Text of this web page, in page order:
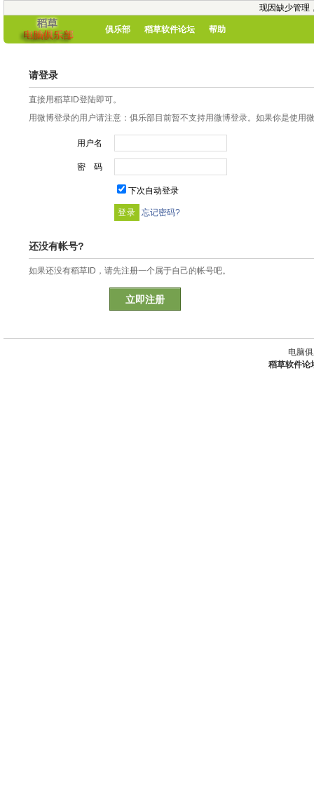
现因缺少管理
俱乐部 稻草软件论坛 帮助
请登录
直接用稻草ID登陆即可。
用微博登录的用户请注意：俱乐部目前暂不支持用微博登录。如果你是使用
用户名
密 码
下次自动登录
忘记密码?
还没有帐号?
如果还没有稻草ID，请先注册一个属于自己的帐号吧。
立即注册
电脑
稻草软件论